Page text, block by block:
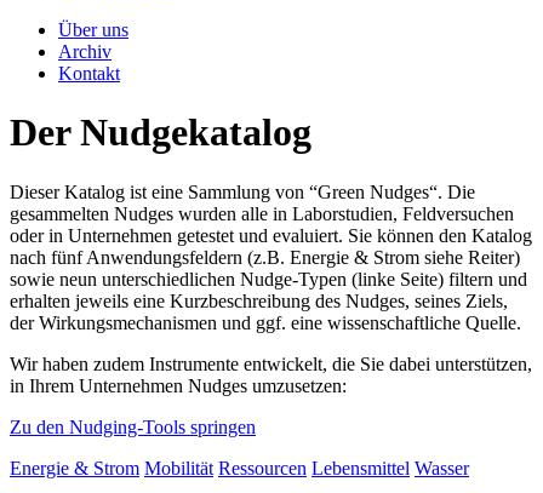
Über uns
Archiv
Kontakt
Der Nudgekatalog
Dieser Katalog ist eine Sammlung von “Green Nudges“. Die
gesammelten Nudges wurden alle in Laborstudien, Feldversuchen
oder in Unternehmen getestet und evaluiert. Sie können den Katalog
nach fünf Anwendungsfeldern (z.B. Energie & Strom siehe Reiter)
sowie neun unterschiedlichen Nudge-Typen (linke Seite) filtern und
erhalten jeweils eine Kurzbeschreibung des Nudges, seines Ziels,
der Wirkungsmechanismen und ggf. eine wissenschaftliche Quelle.
Wir haben zudem Instrumente entwickelt, die Sie dabei unterstützen,
in Ihrem Unternehmen Nudges umzusetzen:
Zu den Nudging-Tools springen
Energie & Strom Mobilität Ressourcen Lebensmittel Wasser